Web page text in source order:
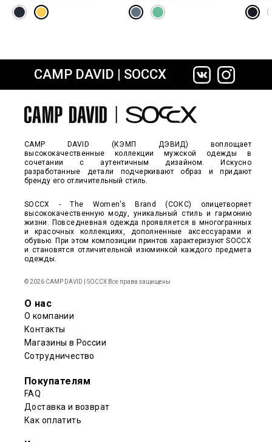
сайте СДЭК
CAMP DAVID | SOCCX
CAMP DAVID (КЭМП ДЭВИД) воплощает
высококачественные коллекции мужской одежды в
сочетании с аутентичным дизайном. Искусно
разработанные детали подчеркивают образ и придают
бренду его отличительный стиль.
SOCCX - The Women's Brand (СОКС) олицетворяет
высококачественную моду, уникальный стиль и гармонию
жизни. Повседневная одежда проявляется в многогранных
и красочных коллекциях, дополненные аксессуарами и
обувью. При этом композиции принтов характеризуют SOCCX
и становятся отличительной изюминкой каждого предмета
одежды.
© 2026 CAMP DAVID | SOCCX Все права защищены
О нас
О компании
Контакты
Магазины в России
Сотрудничество
Покупателям
FAQ
Доставка и возврат
Как оплатить